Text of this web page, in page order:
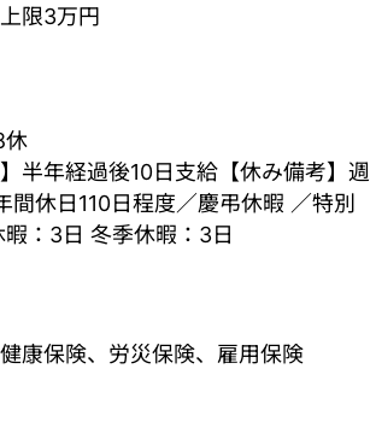
限3万円
休
】半年経過後10日支給【休み備考】週
間休日110日程度／慶弔休暇 ／特別
：3日 冬季休暇：3日
康保険、労災保険、雇用保険